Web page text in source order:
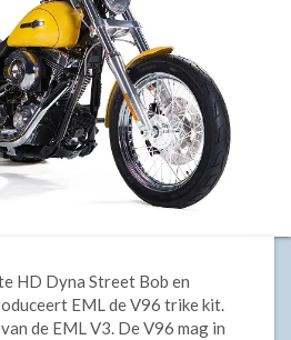
HD Dyna Street Bob en
EML de V96 trike kit.
de EML V3. De V96 mag in